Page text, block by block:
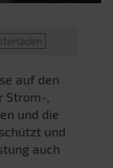
auf den
Strom-,
und die
und
auch